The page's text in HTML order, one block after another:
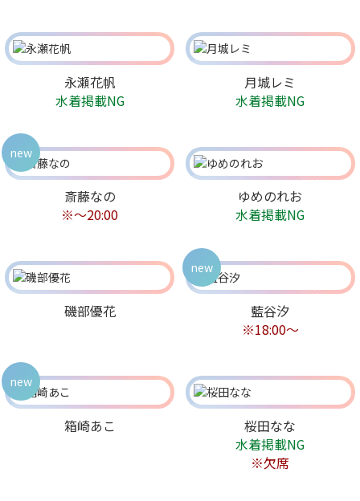
永瀬花帆
水着掲載NG
月城レミ
水着掲載NG
斎藤なの
※〜20:00
new
ゆめのれお
水着掲載NG
磯部優花
藍谷汐
※18:00〜
new
箱崎あこ
new
桜田なな
水着掲載NG
※欠席